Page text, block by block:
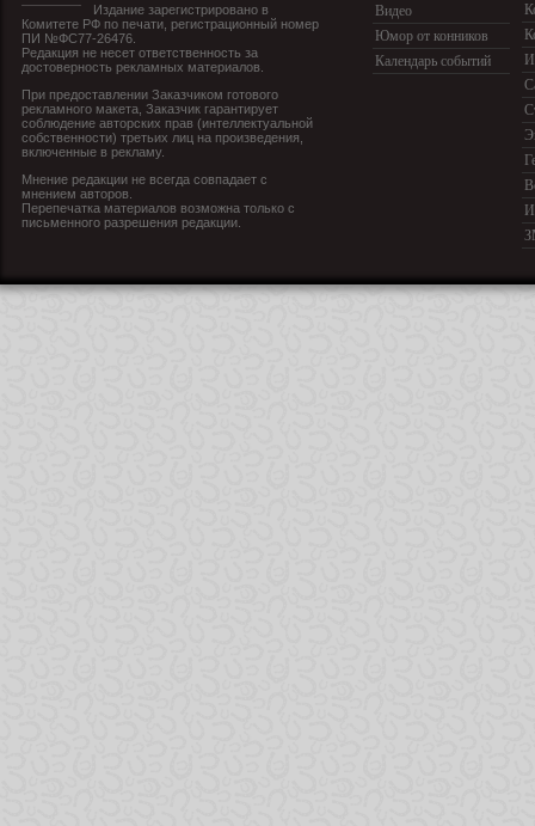
Издание зарегистрировано в
Комитете РФ по печати, регистрационный номер
ПИ №ФС77-26476.
Редакция не несет ответственность за
достоверность рекламных материалов.
При предоставлении Заказчиком готового
рекламного макета, Заказчик гарантирует
соблюдение авторских прав (интеллектуальной
собственности) третьих лиц на произведения,
включенные в рекламу.
Мнение редакции не всегда совпадает с
мнением авторов.
Перепечатка материалов возможна только с
письменного разрешения редакции.
Видео
Юмор от конников
Календарь событий